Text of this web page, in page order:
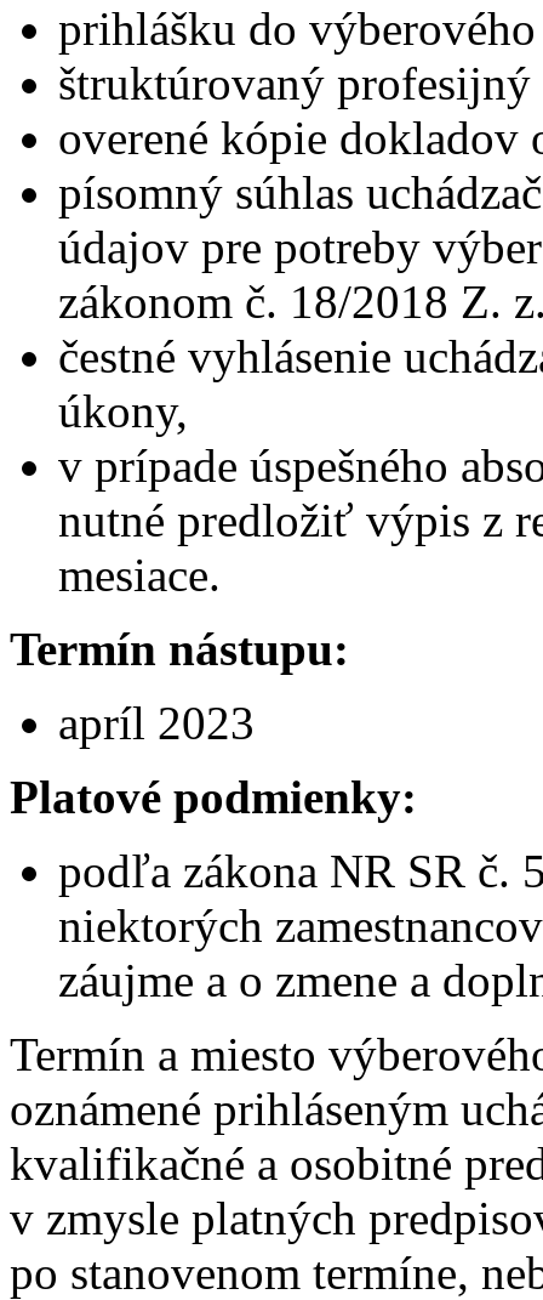
prihlášku do
štruktúrovaný
overené kópie dokladov
písomný súhlas
údajov pre potreby
zákonom č. 18/2018 Z.
čestné vyhlásenie
úkony,
v prípade úspešného
nutné predložiť výpis z
mesiace.
Termín nástupu:
apríl 2023
Platové podmienky:
podľa zákona NR SR č.
niektorých
záujme a o zmene a
Termín a miesto
oznámené prihláseným
kvalifikačné a osobitné
v zmysle platných
po stanovenom termíne,